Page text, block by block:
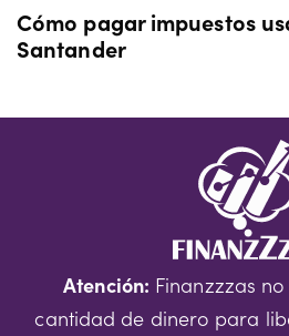
Cómo pagar impuestos
Santander
Atención: Finanzzzas
cantidad de dinero para